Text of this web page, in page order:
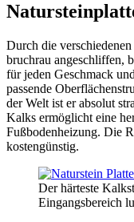
Durch die
bruchrau angeschliffen,
für jeden Geschmack
passende
der Welt ist er absolut
Kalks ermöglicht eine
Fußbodenheizung. Die
kostengünstig.
Der härteste
Eingangsbereich